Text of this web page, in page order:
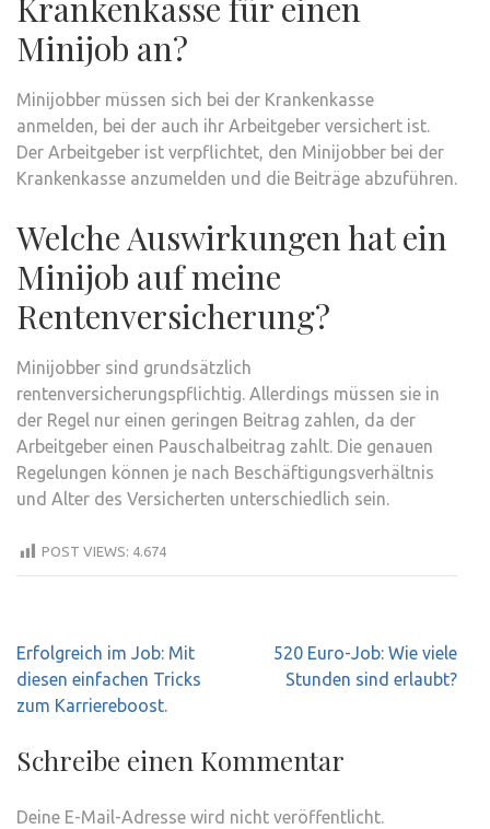
Krankenkasse für einen
Minijob an?
Minijobber müssen sich bei der Krankenkasse
anmelden, bei der auch ihr Arbeitgeber versichert ist.
Der Arbeitgeber ist verpflichtet, den Minijobber bei der
Krankenkasse anzumelden und die Beiträge abzuführen.
Welche Auswirkungen hat ein
Minijob auf meine
Rentenversicherung?
Minijobber sind grundsätzlich
rentenversicherungspflichtig. Allerdings müssen sie in
der Regel nur einen geringen Beitrag zahlen, da der
Arbeitgeber einen Pauschalbeitrag zahlt. Die genauen
Regelungen können je nach Beschäftigungsverhältnis
und Alter des Versicherten unterschiedlich sein.
POST VIEWS: 4.674
Beitragsnavigation
Erfolgreich im Job: Mit
diesen einfachen Tricks
zum Karriereboost.
520 Euro-Job: Wie viele
Stunden sind erlaubt?
Schreibe einen Kommentar
Deine E-Mail-Adresse wird nicht veröffentlicht.